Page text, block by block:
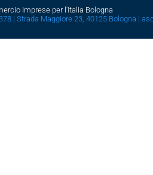
Imprese per l'Italia Bologna
| Strada Maggiore 23, 40125 Bologna |